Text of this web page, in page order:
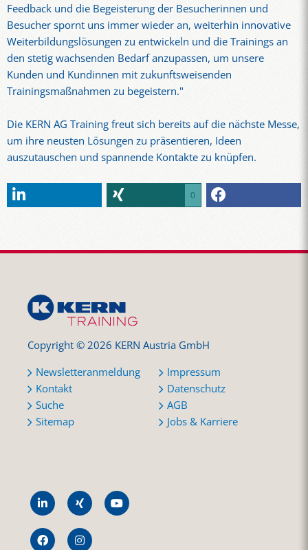
Feedback und die Begeisterung der Besucherinnen und
Besucher spornt uns immer wieder an, weiterhin innovative
Weiterbildungslösungen zu entwickeln und die Trainings an
den stetig wachsenden Bedarf anzupassen, um unsere
Kunden und Kundinnen mit zukunftsweisenden
Trainingsmaßnahmen zu begeistern."
Die KERN AG Training freut sich bereits auf die nächste Messe,
um ihre neusten Lösungen zu präsentieren, Ideen
auszutauschen und spannende Kontakte zu knüpfen.
0
Copyright © 2026 KERN Austria GmbH
Newsletteranmeldung
Kontakt
Suche
Sitemap
Impressum
Datenschutz
AGB
Jobs & Karriere